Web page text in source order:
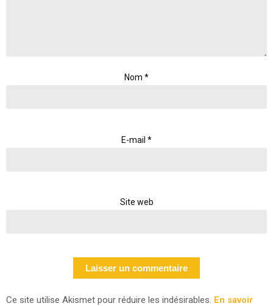
Nom *
E-mail *
Site web
Ce site utilise Akismet pour réduire les indésirables. En savoir